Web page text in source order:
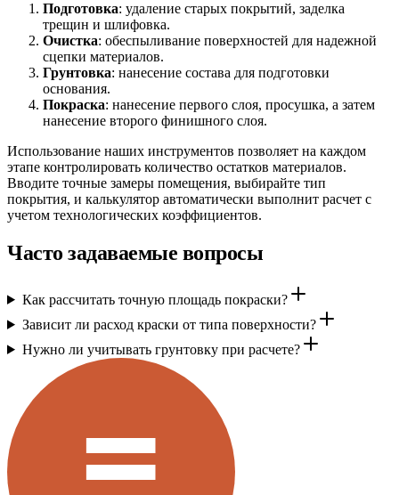
Подготовка: удаление старых покрытий, заделка
трещин и шлифовка.
Очистка: обеспыливание поверхностей для надежной
сцепки материалов.
Грунтовка: нанесение состава для подготовки
основания.
Покраска: нанесение первого слоя, просушка, а затем
нанесение второго финишного слоя.
Использование наших инструментов позволяет на каждом
этапе контролировать количество остатков материалов.
Вводите точные замеры помещения, выбирайте тип
покрытия, и калькулятор автоматически выполнит расчет с
учетом технологических коэффициентов.
Часто задаваемые вопросы
Как рассчитать точную площадь покраски?
Зависит ли расход краски от типа поверхности?
Нужно ли учитывать грунтовку при расчете?